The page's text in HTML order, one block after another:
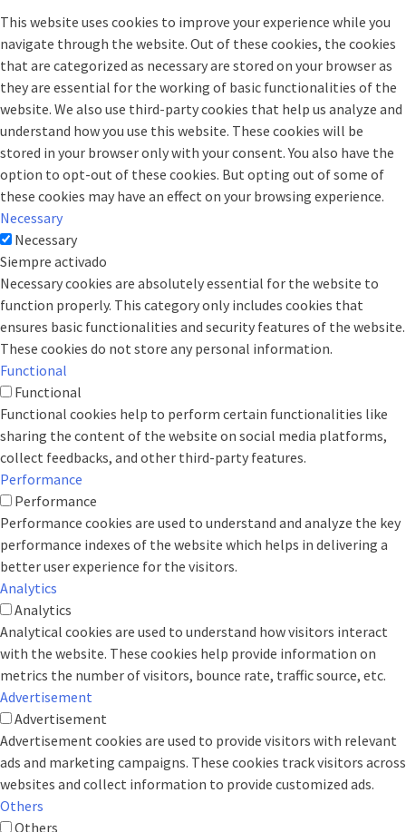
This website uses cookies to improve your experience while you
navigate through the website. Out of these cookies, the cookies
that are categorized as necessary are stored on your browser as
they are essential for the working of basic functionalities of the
website. We also use third-party cookies that help us analyze and
understand how you use this website. These cookies will be
stored in your browser only with your consent. You also have the
option to opt-out of these cookies. But opting out of some of
these cookies may have an effect on your browsing experience.
Necessary
Necessary
Siempre activado
Necessary cookies are absolutely essential for the website to
function properly. This category only includes cookies that
ensures basic functionalities and security features of the website.
These cookies do not store any personal information.
Functional
Functional
Functional cookies help to perform certain functionalities like
sharing the content of the website on social media platforms,
collect feedbacks, and other third-party features.
Performance
Performance
Performance cookies are used to understand and analyze the key
performance indexes of the website which helps in delivering a
better user experience for the visitors.
Analytics
Analytics
Analytical cookies are used to understand how visitors interact
with the website. These cookies help provide information on
metrics the number of visitors, bounce rate, traffic source, etc.
Advertisement
Advertisement
Advertisement cookies are used to provide visitors with relevant
ads and marketing campaigns. These cookies track visitors across
websites and collect information to provide customized ads.
Others
Others